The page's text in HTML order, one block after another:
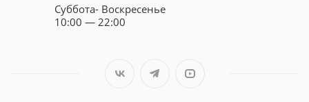
Суббота- Воскресенье
10:00 — 22:00